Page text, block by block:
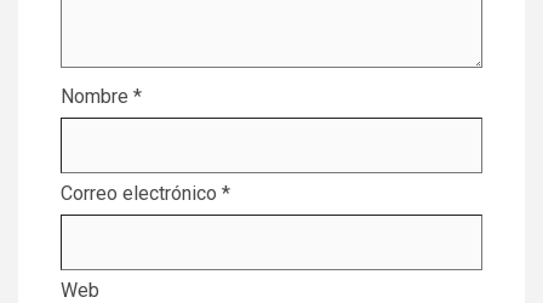
Nombre *
Correo electrónico *
Web